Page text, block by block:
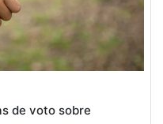
de voto sobre